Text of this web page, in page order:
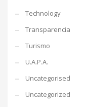
Technology
Transparencia
Turismo
U.A.P.A.
Uncategorised
Uncategorized